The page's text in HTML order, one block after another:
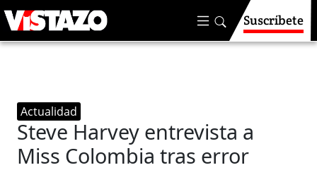
Suscríbete
Actualidad
Steve Harvey entrevista a
Miss Colombia tras error